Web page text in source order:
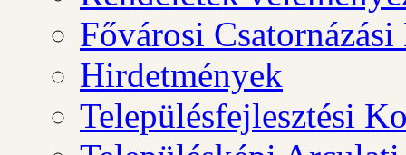
Fővárosi
Hirdetmények
Településfejlesztési